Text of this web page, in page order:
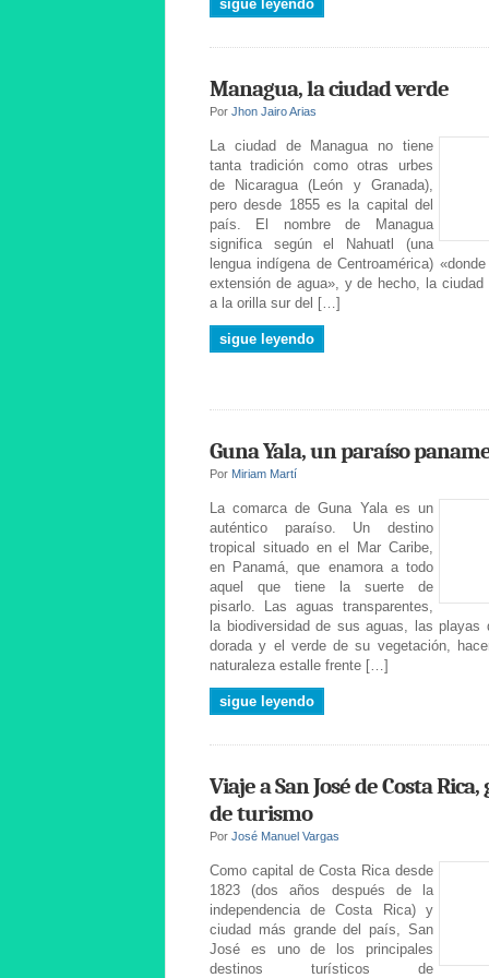
sigue leyendo
Managua, la ciudad verde
Por Jhon Jairo Arias
La ciudad de Managua no tiene
tanta tradición como otras urbes
de Nicaragua (León y Granada),
pero desde 1855 es la capital del
país. El nombre de Managua
significa según el Nahuatl (una
lengua indígena de Centroamérica)
extensión de agua», y de hecho, la ciudad
a la orilla sur del […]
sigue leyendo
Guna Yala, un paraíso
Por Miriam Martí
La comarca de Guna Yala es un
auténtico paraíso. Un destino
tropical situado en el Mar Caribe,
en Panamá, que enamora a todo
aquel que tiene la suerte de
pisarlo. Las aguas transparentes,
la biodiversidad de sus aguas, las playas
dorada y el verde de su vegetación,
naturaleza estalle frente […]
sigue leyendo
Viaje a San José de Costa Rica,
de turismo
Por José Manuel Vargas
Como capital de Costa Rica desde
1823 (dos años después de la
independencia de Costa Rica) y
ciudad más grande del país, San
José es uno de los principales
destinos turísticos de